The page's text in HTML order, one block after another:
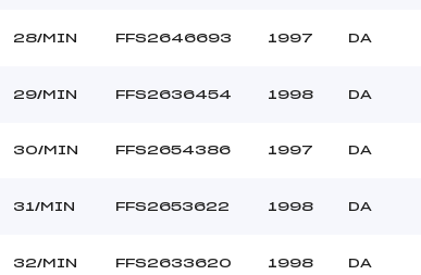
28/MIN FFS2646693 1997 DA
29/MIN FFS2636454 1998 DA
30/MIN FFS2654386 1997 DA
31/MIN FFS2653622 1998 DA
32/MIN FFS2633620 1998 DA